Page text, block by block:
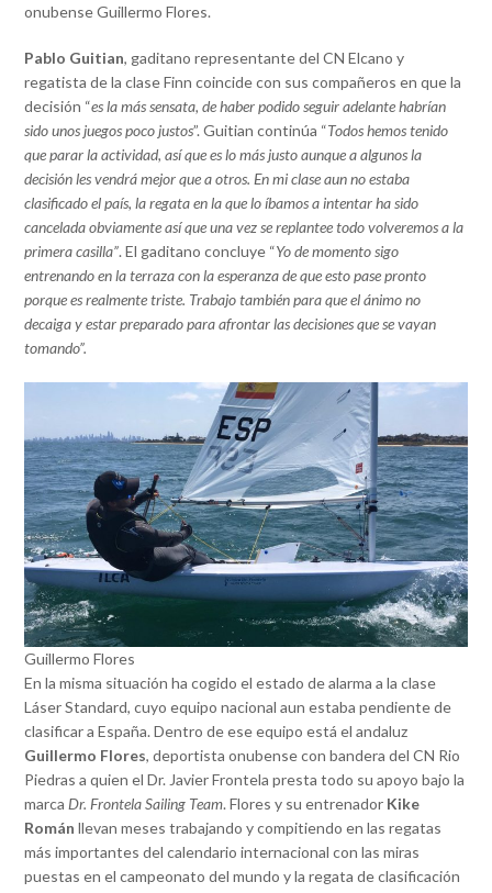
onubense Guillermo Flores.
Pablo Guitian, gaditano representante del CN Elcano y
regatista de la clase Finn coincide con sus compañeros en que la
decisión “es la más sensata, de haber podido seguir adelante habrían
sido unos juegos poco justos”. Guitian continúa “Todos hemos tenido
que parar la actividad, así que es lo más justo aunque a algunos la
decisión les vendrá mejor que a otros. En mi clase aun no estaba
clasificado el país, la regata en la que lo íbamos a intentar ha sido
cancelada obviamente así que una vez se replantee todo volveremos a la
primera casilla”. El gaditano concluye “Yo de momento sigo
entrenando en la terraza con la esperanza de que esto pase pronto
porque es realmente triste. Trabajo también para que el ánimo no
decaiga y estar preparado para afrontar las decisiones que se vayan
tomando”.
Guillermo Flores
En la misma situación ha cogido el estado de alarma a la clase
Láser Standard, cuyo equipo nacional aun estaba pendiente de
clasificar a España. Dentro de ese equipo está el andaluz
Guillermo Flores, deportista onubense con bandera del CN Rio
Piedras a quien el Dr. Javier Frontela presta todo su apoyo bajo la
marca Dr. Frontela Sailing Team. Flores y su entrenador Kike
Román llevan meses trabajando y compitiendo en las regatas
más importantes del calendario internacional con las miras
puestas en el campeonato del mundo y la regata de clasificación